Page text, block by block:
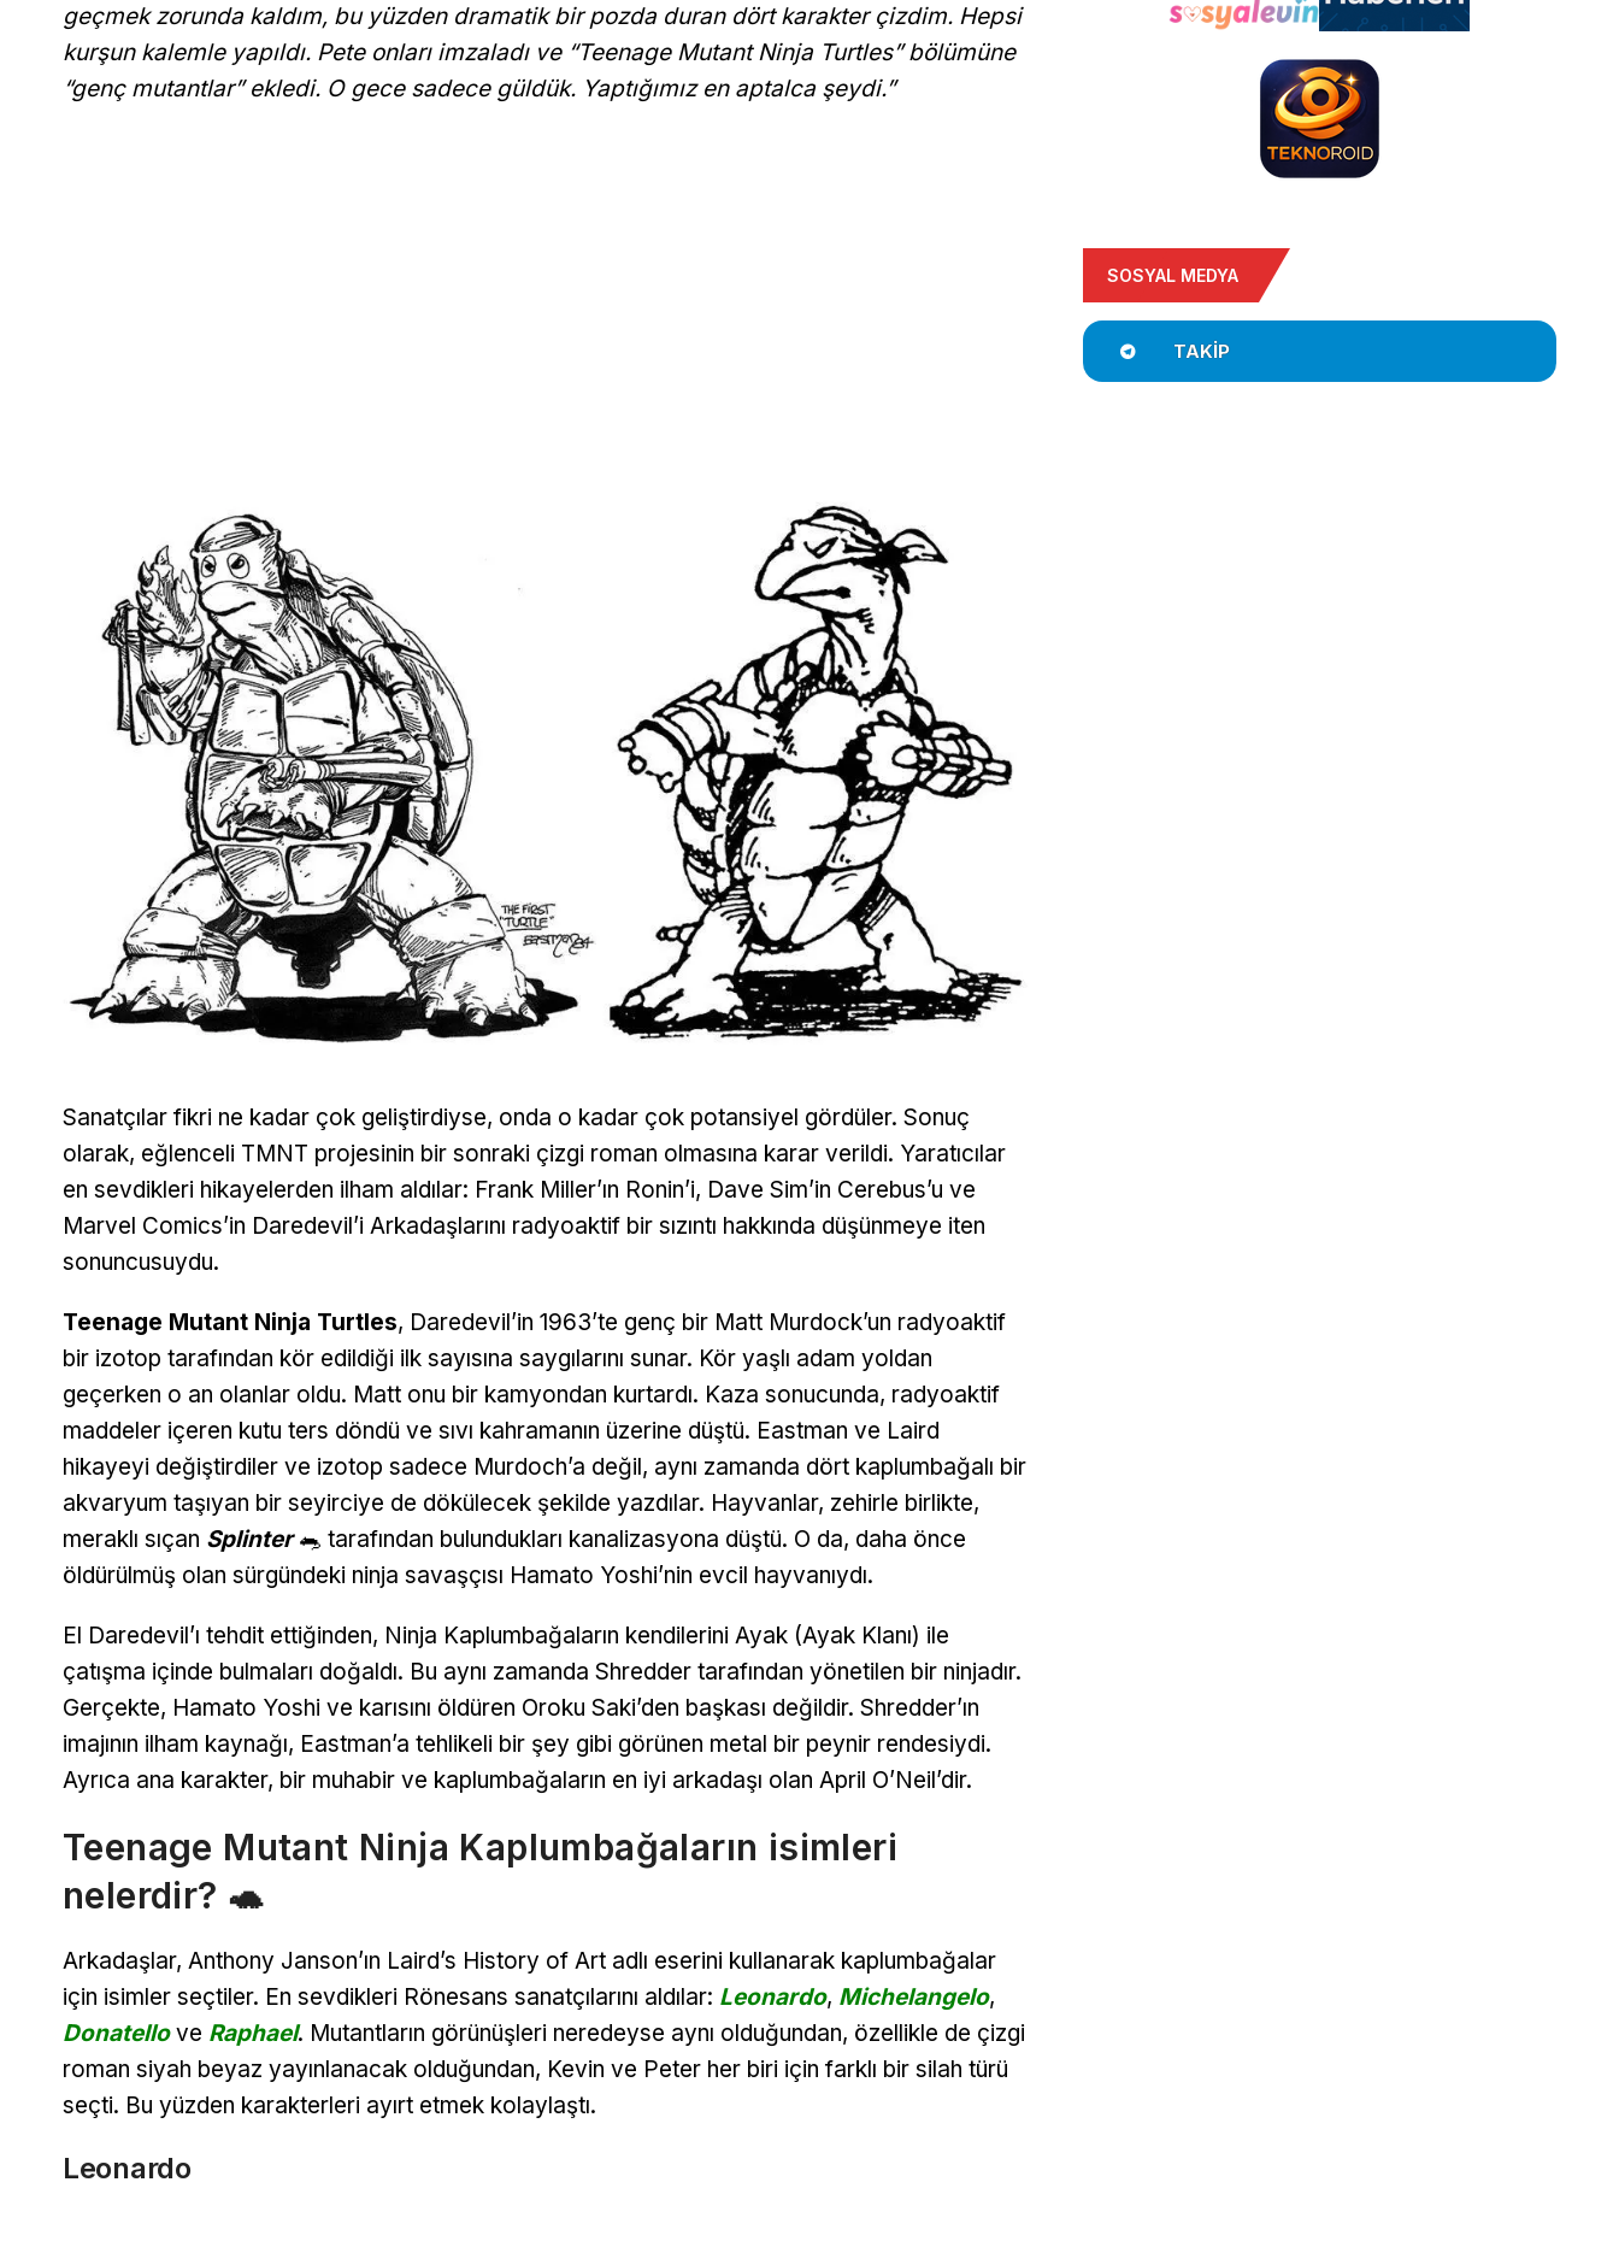
geçmek zorunda kaldım, bu yüzden dramatik bir pozda duran dört karakter çizdim. Hepsi
kurşun kalemle yapıldı. Pete onları imzaladı ve “Teenage Mutant Ninja Turtles” bölümüne
“genç mutantlar” ekledi. O gece sadece güldük. Yaptığımız en aptalca şeydi.”
Sanatçılar fikri ne kadar çok geliştirdiyse, onda o kadar çok potansiyel gördüler. Sonuç
olarak, eğlenceli TMNT projesinin bir sonraki çizgi roman olmasına karar verildi. Yaratıcılar
en sevdikleri hikayelerden ilham aldılar: Frank Miller’ın Ronin’i, Dave Sim’in Cerebus’u ve
Marvel Comics’in Daredevil’i Arkadaşlarını radyoaktif bir sızıntı hakkında düşünmeye iten
sonuncusuydu.
Teenage Mutant Ninja Turtles, Daredevil’in 1963’te genç bir Matt Murdock’un radyoaktif
bir izotop tarafından kör edildiği ilk sayısına saygılarını sunar. Kör yaşlı adam yoldan
geçerken o an olanlar oldu. Matt onu bir kamyondan kurtardı. Kaza sonucunda, radyoaktif
maddeler içeren kutu ters döndü ve sıvı kahramanın üzerine düştü. Eastman ve Laird
hikayeyi değiştirdiler ve izotop sadece Murdoch’a değil, aynı zamanda dört kaplumbağalı bir
akvaryum taşıyan bir seyirciye de dökülecek şekilde yazdılar. Hayvanlar, zehirle birlikte,
meraklı sıçan Splinter🐀 tarafından bulundukları kanalizasyona düştü. O da, daha önce
öldürülmüş olan sürgündeki ninja savaşçısı Hamato Yoshi’nin evcil hayvanıydı.
El Daredevil’ı tehdit ettiğinden, Ninja Kaplumbağaların kendilerini Ayak (Ayak Klanı) ile
çatışma içinde bulmaları doğaldı. Bu aynı zamanda Shredder tarafından yönetilen bir ninjadır.
Gerçekte, Hamato Yoshi ve karısını öldüren Oroku Saki’den başkası değildir. Shredder’ın
imajının ilham kaynağı, Eastman’a tehlikeli bir şey gibi görünen metal bir peynir rendesiydi.
Ayrıca ana karakter, bir muhabir ve kaplumbağaların en iyi arkadaşı olan April O’Neil’dir.
Teenage Mutant Ninja Kaplumbağaların isimleri
nelerdir? 🐢
Arkadaşlar, Anthony Janson’ın Laird’s History of Art adlı eserini kullanarak kaplumbağalar
için isimler seçtiler. En sevdikleri Rönesans sanatçılarını aldılar: Leonardo, Michelangelo,
Donatellove Raphael. Mutantların görünüşleri neredeyse aynı olduğundan, özellikle de çizgi
roman siyah beyaz yayınlanacak olduğundan, Kevin ve Peter her biri için farklı bir silah türü
seçti. Bu yüzden karakterleri ayırt etmek kolaylaştı.
Leonardo
SOSYAL MEDYA
TAKIP